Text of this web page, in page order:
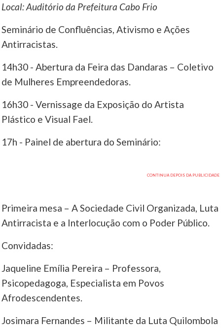
Local: Auditório da Prefeitura Cabo Frio
Seminário de Confluências, Ativismo e Ações
Antirracistas.
14h30 - Abertura da Feira das Dandaras – Coletivo
de Mulheres Empreendedoras.
16h30 - Vernissage da Exposição do Artista
Plástico e Visual Fael.
17h - Painel de abertura do Seminário:
Primeira mesa – A Sociedade Civil Organizada, Luta
Antirracista e a Interlocução com o Poder Público.
Convidadas:
Jaqueline Emília Pereira – Professora,
Psicopedagoga, Especialista em Povos
Afrodescendentes.
Josimara Fernandes – Militante da Luta Quilombola